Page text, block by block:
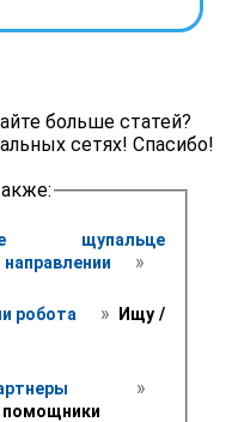
больше статей?
сетях! Спасибо!
щупальце
»
робота »
Ищу /
»
помощники